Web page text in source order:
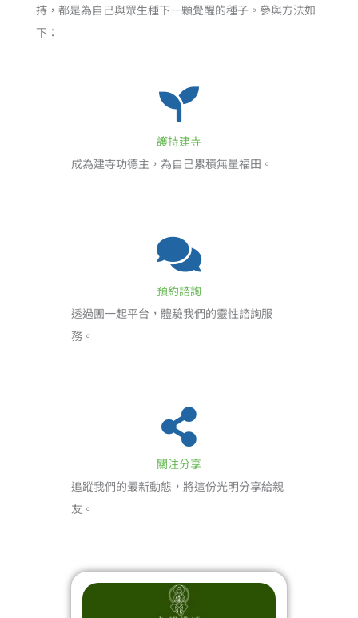
持，都是為自己與眾生種下一顆覺醒的種子。參與方法如
下：
護持建寺
成為建寺功德主，為自己累積無量福田。
預約諮詢
透過團一起平台，體驗我們的靈性諮詢服
務。
關注分享
追蹤我們的最新動態，將這份光明分享給親
友。